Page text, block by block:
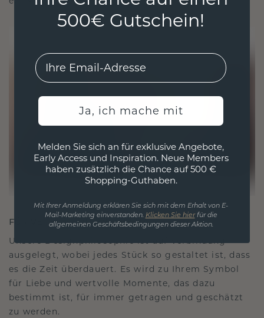
FÜR VERBINDUNGEN GESCHAFFEN
Unsere Designphilosophie ist auf Verbindung
ausgelegt, wobei jedes Stück so gestaltet ist, dass
es die Zeit überdauert. Es wird zu Ihrem Symbol
für Liebe und wertvolle Momente, das dazu
bestimmt ist, für immer getragen und geschätzt
zu werden.
500€ Gutschein!
EMail
Ja, ich mache mit
Melden Sie sich an für exklusive Angebote,
Early Access und Inspiration. Neue Members
haben zusätzlich die Chance auf 500 €
Shopping-Guthaben.
Mit Ihrer Anmeldung erklären Sie sich mit dem Erhalt von E-
Mail-Marketing einverstanden. Klicken Sie hierfür die
allgemeinen Geschäftsbedingungen dieser Aktion.